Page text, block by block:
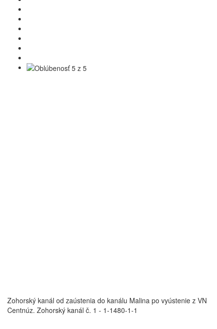
Zohorský kanál od zaústenia do kanálu Malina po vyústenie z VN
Centnúz. Zohorský kanál č. 1 - 1-1480-1-1